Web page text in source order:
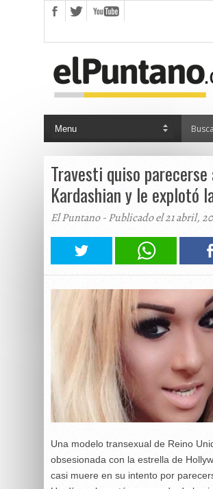
Travesti quiso parecerse
Kardashian y le explotó
El Puntano - Publicado el 21 abril,
Una modelo transexual de Reino
obsesionada con la estrella de
casi muere en su intento por